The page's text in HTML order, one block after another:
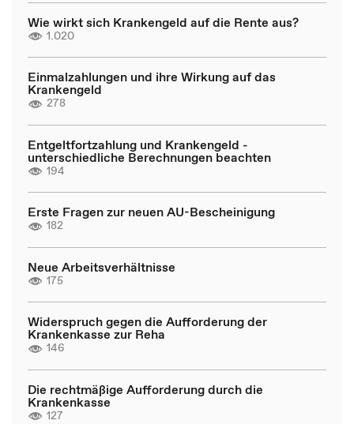
Wie wirkt sich Krankengeld auf die Rente aus?
1.020
Einmalzahlungen und ihre Wirkung auf das
Krankengeld
278
Entgeltfortzahlung und Krankengeld -
unterschiedliche Berechnungen beachten
194
Erste Fragen zur neuen AU-Bescheinigung
182
Neue Arbeitsverhältnisse
175
Widerspruch gegen die Aufforderung der
Krankenkasse zur Reha
146
Die rechtmäßige Aufforderung durch die
Krankenkasse
127